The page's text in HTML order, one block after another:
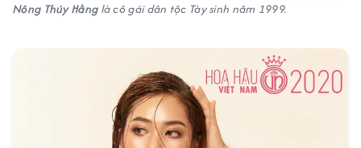
Nông Thúy Hằng là cô gái dân tộc Tày sinh năm 1999.